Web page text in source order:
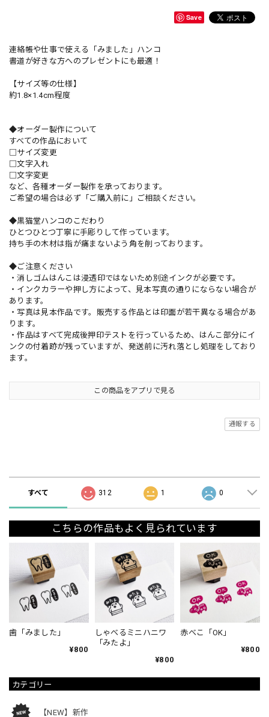
カテゴリー
【NEW】新作
Save
連絡帳や仕事で使える「みました」ハンコ
書道が好きな方へのプレゼントにも最適！
【サイズ等の仕様】
約1.8×1.4cm程度
◆オーダー製作について
すべての作品において
□サイズ変更
□文字入れ
□文字変更
など、各種オーダー製作を承っております。
ご希望の場合は必ず「ご購入前に」ご相談ください。
◆黒猫堂ハンコのこだわり
ひとつひとつ丁寧に手彫りして作っています。
持ち手の木材は指が痛まないよう角を削っております。
◆ご注意ください
・消しゴムはんこは浸透印ではないため別途インクが必要です。
・インクカラーや押し方によって、見本写真の通りにならない場合が
あります。
・写真は見本作品です。販売する作品とは印面が若干異なる場合があ
ります。
・作品はすべて完成後押印テストを行っているため、はんこ部分にイ
ンクの付着跡が残っていますが、発送前に汚れ落とし処理をしており
ます。
この商品をアプリで見る
通報する
すべて 312 1 0
こちらの作品もよく見られています
歯「みました」
¥800
しゃべるミニハニワ
「みたよ」
¥800
赤べこ「OK」
¥800